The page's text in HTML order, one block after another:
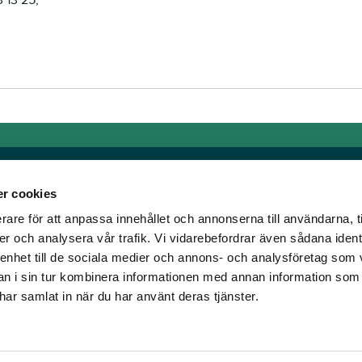
cookies
för att anpassa innehållet och annonserna till användarna,
och analysera vår trafik. Vi vidarebefordrar även sådana
till de sociala medier och annons- och analysföretag som
i sin tur kombinera informationen med annan information
samlat in när du har använt deras tjänster.
älskar trav!
vi skapat en
Länkar
Allmänna auktionsvillkor
Mobilvy